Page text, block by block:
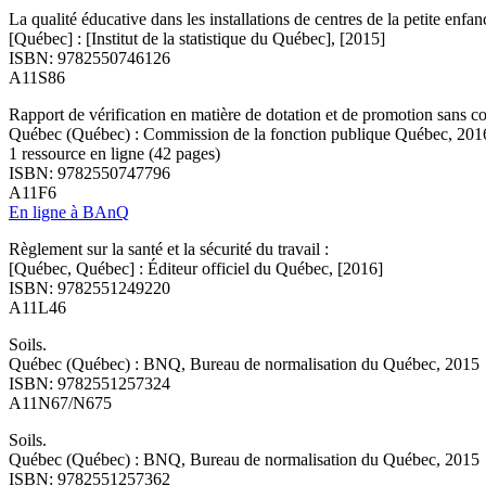
La qualité éducative dans les installations de centres de la petite
[Québec] : [Institut de la statistique du Québec], [2015]
ISBN: 9782550746126
A11S86
Rapport de vérification en matière de dotation et de promotion sans
Québec (Québec) : Commission de la fonction publique Québec,
1 ressource en ligne (42 pages)
ISBN: 9782550747796
A11F6
En ligne à BAnQ
Règlement sur la santé et la sécurité du travail :
[Québec, Québec] : Éditeur officiel du Québec, [2016]
ISBN: 9782551249220
A11L46
Soils.
Québec (Québec) : BNQ, Bureau de normalisation du Québec, 2015
ISBN: 9782551257324
A11N67/N675
Soils.
Québec (Québec) : BNQ, Bureau de normalisation du Québec, 2015
ISBN: 9782551257362